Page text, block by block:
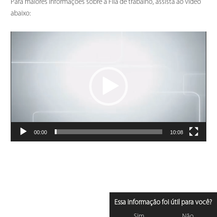
Para maiores informações sobre a Fila de trabalho, assista ao vídeo
abaixo:
00:00 10:08
Essa informação foi útil para você?